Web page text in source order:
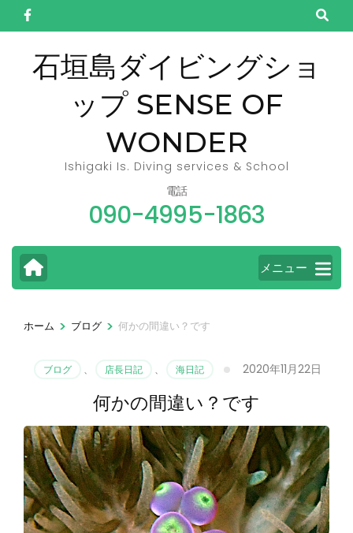
ン
石垣島ダイビングショ
ップ SENSE OF
WONDER
Ishigaki Is. Diving services & School
電話
090-4995-1863
メニュー
ホーム > ブログ > 何かの間違い？です
ブログ 、 店長日記 、 海日記 2020年11月22日
何かの間違い？です